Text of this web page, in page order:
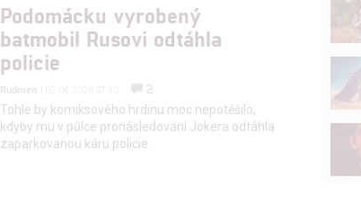
Podomácku vyrobený
batmobil Rusovi odtáhla
policie
Rudmen
2
Tohle by komiksového hrdinu moc nepotěšilo,
kdyby mu v půlce pronásledování Jokera odtáhla
zaparkovanou káru policie.